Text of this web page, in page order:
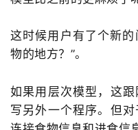
这时候用户有了个新
物的地方？”。
如果用层次模型，这
写另外一个程序。但